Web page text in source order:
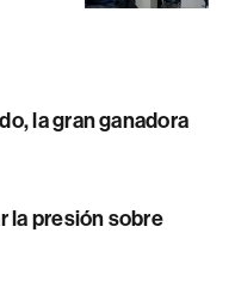
la gran ganadora
la presión sobre